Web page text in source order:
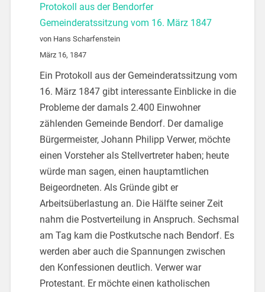
Protokoll aus der Bendorfer
Gemeinderatssitzung vom 16. März 1847
von Hans Scharfenstein
März 16, 1847
Ein Protokoll aus der Gemeinderatssitzung vom
16. März 1847 gibt interessante Einblicke in die
Probleme der damals 2.400 Einwohner
zählenden Gemeinde Bendorf. Der damalige
Bürgermeister, Johann Philipp Verwer, möchte
einen Vorsteher als Stellvertreter haben; heute
würde man sagen, einen hauptamtlichen
Beigeordneten. Als Gründe gibt er
Arbeitsüberlastung an. Die Hälfte seiner Zeit
nahm die Postverteilung in Anspruch. Sechsmal
am Tag kam die Postkutsche nach Bendorf. Es
werden aber auch die Spannungen zwischen
den Konfessionen deutlich. Verwer war
Protestant. Er möchte einen katholischen